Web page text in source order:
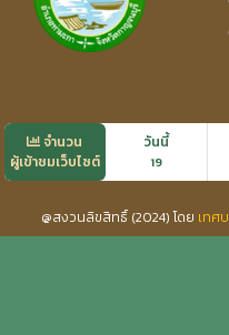
จำนวน
ผู้เข้าชมเว็บไซต์
วันนี้
19
@สงวนลิขสิทธิ์ (2024) โดย เทศ